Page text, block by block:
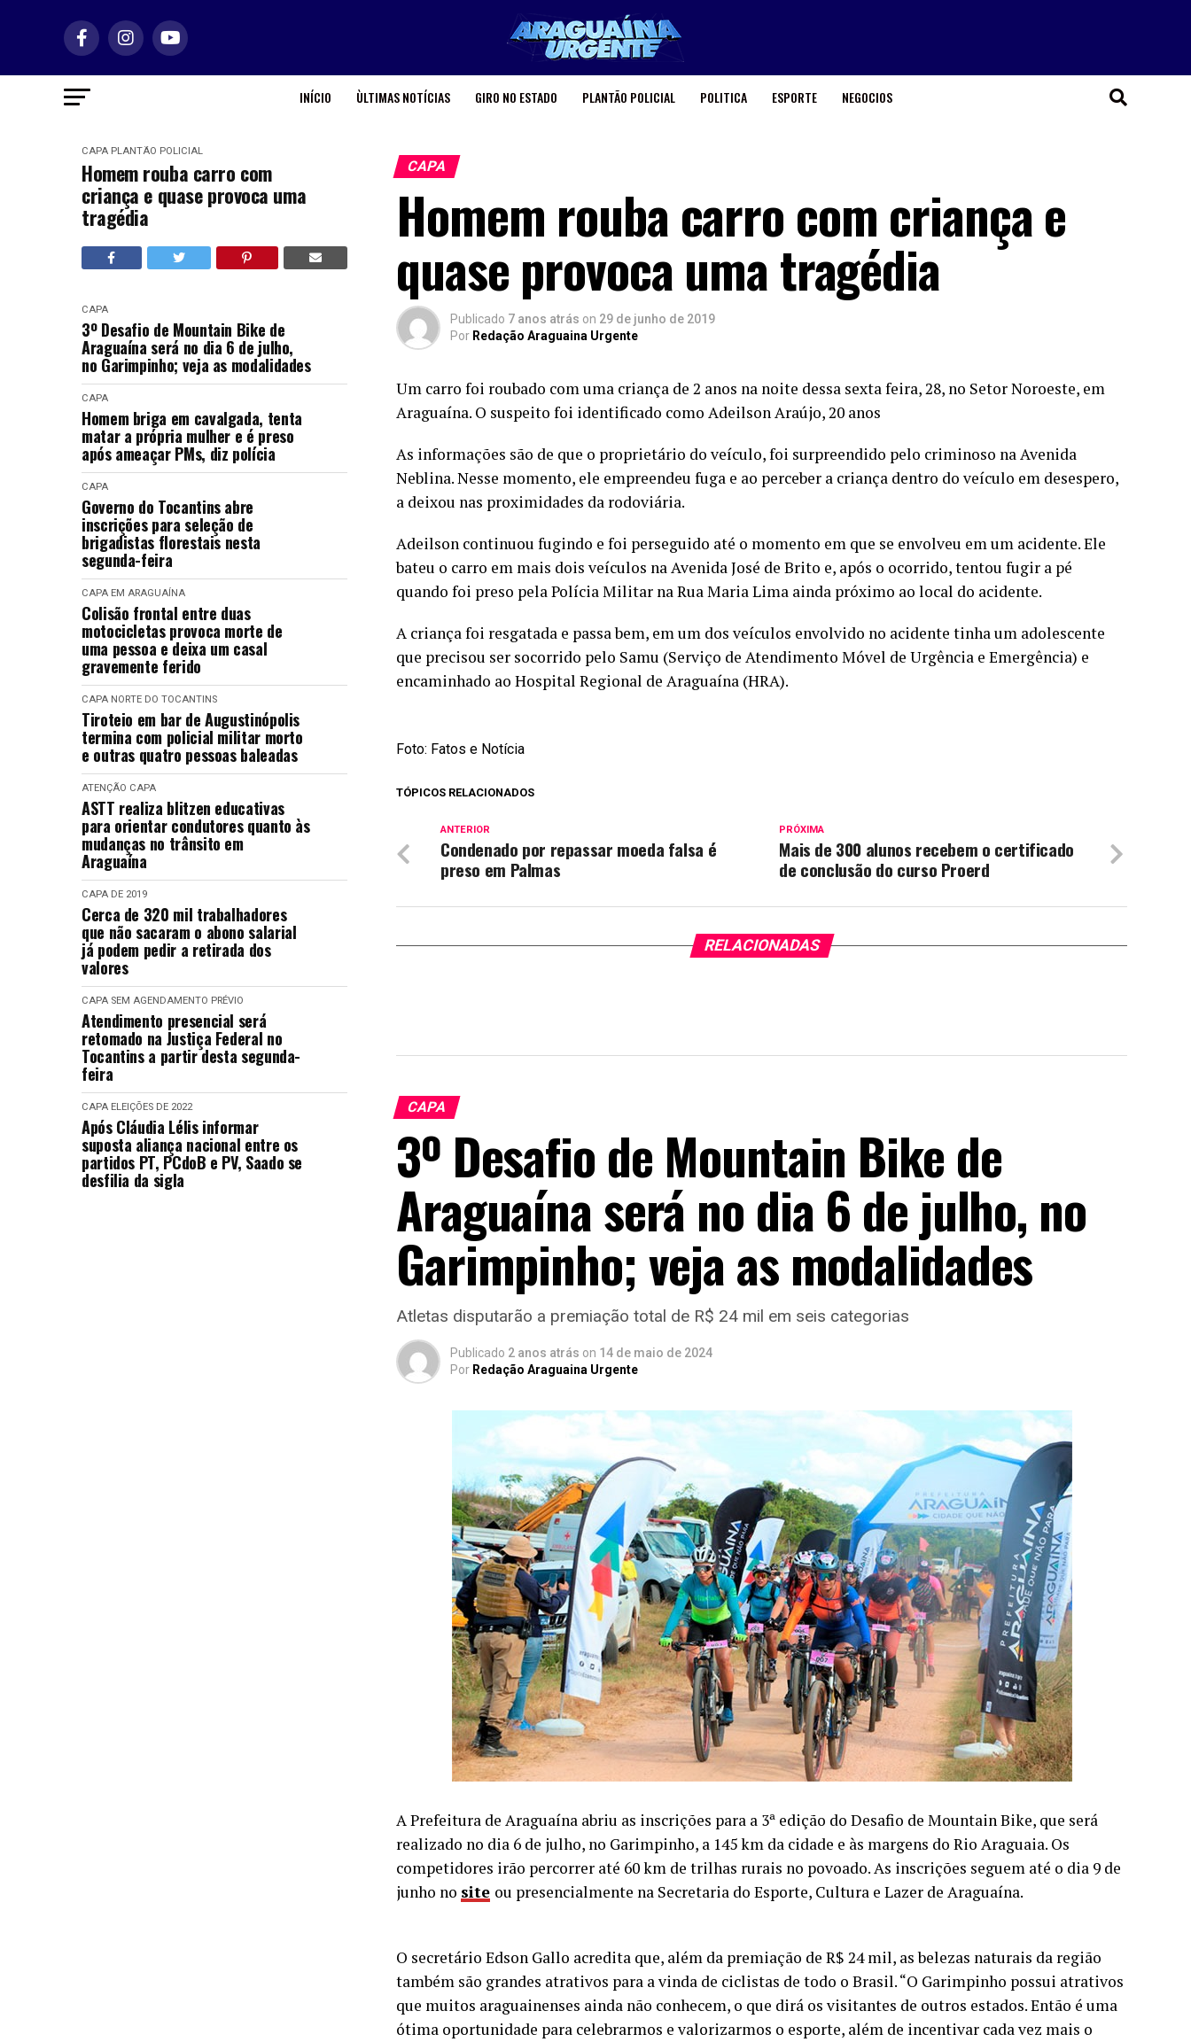
INÍCIO ÙLTIMAS NOTÍCIAS GIRO NO ESTADO PLANTÃO POLICIAL POLITICA ESPORTE NEGOCIOS
CAPA PLANTÃO POLICIAL
Homem rouba carro com
criança e quase provoca uma
tragédia
CAPA
3º Desafio de Mountain Bike de
Araguaína será no dia 6 de julho,
no Garimpinho; veja as modalidades
CAPA
Homem briga em cavalgada, tenta
matar a própria mulher e é preso
após ameaçar PMs, diz polícia
CAPA
Governo do Tocantins abre
inscrições para seleção de
brigadistas florestais nesta
segunda-feira
CAPA EM ARAGUAÍNA
Colisão frontal entre duas
motocicletas provoca morte de
uma pessoa e deixa um casal
gravemente ferido
CAPA NORTE DO TOCANTINS
Tiroteio em bar de Augustinópolis
termina com policial militar morto
e outras quatro pessoas baleadas
ATENÇÃO CAPA
ASTT realiza blitzen educativas
para orientar condutores quanto às
mudanças no trânsito em
Araguaína
CAPA DE 2019
Cerca de 320 mil trabalhadores
que não sacaram o abono salarial
já podem pedir a retirada dos
valores
CAPA SEM AGENDAMENTO PRÉVIO
Atendimento presencial será
retomado na Justiça Federal no
Tocantins a partir desta segunda-
feira
CAPA ELEIÇÕES DE 2022
Após Cláudia Lélis informar
suposta aliança nacional entre os
partidos PT, PCdoB e PV, Saado se
desfilia da sigla
CAPA
Homem rouba carro com criança e
quase provoca uma tragédia
Publicado 7 anos atrás on 29 de junho de 2019
Por Redação Araguaina Urgente
Um carro foi roubado com uma criança de 2 anos na noite dessa sexta feira, 28, no Setor Noroeste, em
Araguaína. O suspeito foi identificado como Adeilson Araújo, 20 anos
As informações são de que o proprietário do veículo, foi surpreendido pelo criminoso na Avenida
Neblina. Nesse momento, ele empreendeu fuga e ao perceber a criança dentro do veículo em desespero,
a deixou nas proximidades da rodoviária.
Adeilson continuou fugindo e foi perseguido até o momento em que se envolveu em um acidente. Ele
bateu o carro em mais dois veículos na Avenida José de Brito e, após o ocorrido, tentou fugir a pé
quando foi preso pela Polícia Militar na Rua Maria Lima ainda próximo ao local do acidente.
A criança foi resgatada e passa bem, em um dos veículos envolvido no acidente tinha um adolescente
que precisou ser socorrido pelo Samu (Serviço de Atendimento Móvel de Urgência e Emergência) e
encaminhado ao Hospital Regional de Araguaína (HRA).
Foto: Fatos e Notícia
TÓPICOS RELACIONADOS
PRÓXIMA
Mais de 300 alunos recebem o certificado
de conclusão do curso Proerd
ANTERIOR
Condenado por repassar moeda falsa é
preso em Palmas
RELACIONADAS
CAPA
3º Desafio de Mountain Bike de
Araguaína será no dia 6 de julho, no
Garimpinho; veja as modalidades
Atletas disputarão a premiação total de R$ 24 mil em seis categorias
Publicado 2 anos atrás on 14 de maio de 2024
Por Redação Araguaina Urgente
A Prefeitura de Araguaína abriu as inscrições para a 3ª edição do Desafio de Mountain Bike, que será
realizado no dia 6 de julho, no Garimpinho, a 145 km da cidade e às margens do Rio Araguaia. Os
competidores irão percorrer até 60 km de trilhas rurais no povoado. As inscrições seguem até o dia 9 de
junho no site ou presencialmente na Secretaria do Esporte, Cultura e Lazer de Araguaína.
O secretário Edson Gallo acredita que, além da premiação de R$ 24 mil, as belezas naturais da região
também são grandes atrativos para a vinda de ciclistas de todo o Brasil. “O Garimpinho possui atrativos
que muitos araguainenses ainda não conhecem, o que dirá os visitantes de outros estados. Então é uma
ótima oportunidade para celebrarmos e valorizarmos o esporte, além de incentivar cada vez mais o